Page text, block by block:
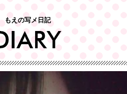
もえの写メ日記